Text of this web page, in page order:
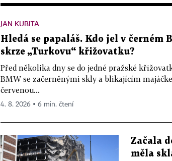
JAN KUBITA
Hledá se papaláš. Kdo jel v černém
skrze „Turkovu“ křižovatku?
Před několika dny se do jedné pražské
BMW se začerněnými skly a blikajícím
červenou...
4. 8. 2026 ▪ 6 min. čtení
Začala
měla